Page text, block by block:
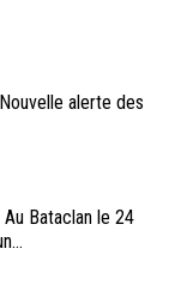
alerte des
Bataclan le 24